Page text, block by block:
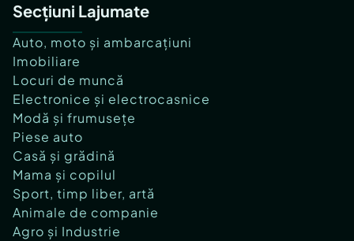
Secțiuni Lajumate
Auto, moto și ambarcațiuni
Imobiliare
Locuri de muncă
Electronice și electrocasnice
Modă și frumusețe
Piese auto
Casă și grădină
Mama și copilul
Sport, timp liber, artă
Animale de companie
Agro și Industrie